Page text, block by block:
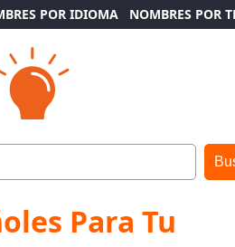
POR IDIOMA NOMBRES POR
Para Tu